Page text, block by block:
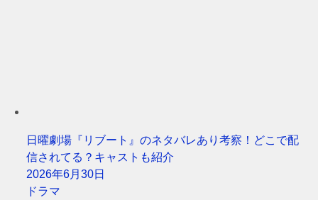
日曜劇場『リブート』のネタバレあり考察！どこで配
信されてる？キャストも紹介
2026年6月30日
ドラマ